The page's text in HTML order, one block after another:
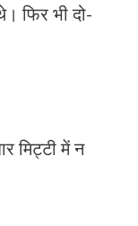
फिर भी दो-
मिट्टी में न